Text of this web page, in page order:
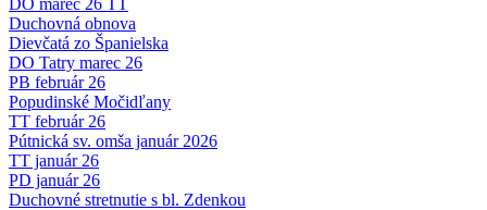
Duchovná obnova
Dievčatá zo Španielska
DO Tatry marec 26
PB február 26
Popudinské Močidľany
TT február 26
Pútnická sv. omša január 2026
TT január 26
PD január 26
Duchovné stretnutie s bl. Zdenkou